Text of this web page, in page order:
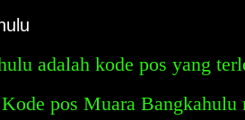
adalah kode pos yang
pos Muara Bangkahulu